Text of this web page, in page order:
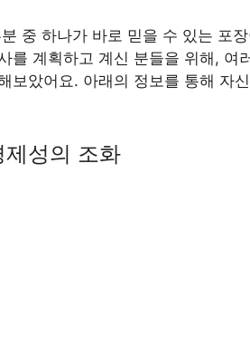
중 하나가 바로 믿을 수 있는 포
를 계획하고 계신 분들을 위해, 여
보았어요. 아래의 정보를 통해 자
제성의 조화